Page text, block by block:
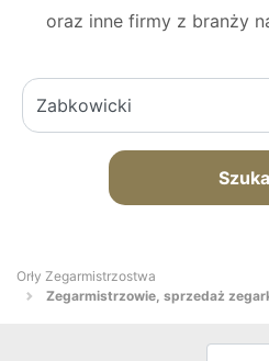
oraz inne firmy z branży
Orły Zegarmistrzostwa
Zegarmistrzowie, sprzedaż